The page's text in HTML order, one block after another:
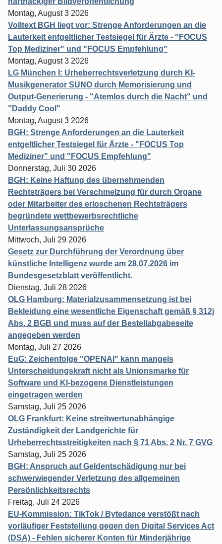
Montag, August 3 2026
Volltext BGH liegt vor: Strenge Anforderungen an die
Lauterkeit entgeltlicher Testsiegel für Ärzte - "FOCUS
Top Mediziner" und "FOCUS Empfehlung"
Montag, August 3 2026
LG München I: Urheberrechtsverletzung durch KI-
Musikgenerator SUNO durch Memorisierung und
Output-Generierung - "Atemlos durch die Nacht" und
"Daddy Cool"
Montag, August 3 2026
BGH: Strenge Anforderungen an die Lauterkeit
entgeltlicher Testsiegel für Ärzte - "FOCUS Top
Mediziner" und "FOCUS Empfehlung"
Donnerstag, Juli 30 2026
BGH: Keine Haftung des übernehmenden
Rechtsträgers bei Verschmelzung für durch Organe
oder Mitarbeiter des erloschenen Rechtsträgers
begründete wettbewerbsrechtliche
Unterlassungsansprüche
Mittwoch, Juli 29 2026
Gesetz zur Durchführung der Verordnung über
künstliche Intelligenz wurde am 28.07.2026 im
Bundesgesetzblatt veröffentlicht.
Dienstag, Juli 28 2026
OLG Hamburg: Materialzusammensetzung ist bei
Bekleidung eine wesentliche Eigenschaft gemäß § 312j
Abs. 2 BGB und muss auf der Bestellabgabeseite
angegeben werden
Montag, Juli 27 2026
EuG: Zeichenfolge "OPENAI" kann mangels
Unterscheidungskraft nicht als Unionsmarke für
Software und KI-bezogene Dienstleistungen
eingetragen werden
Samstag, Juli 25 2026
OLG Frankfurt: Keine streitwertunabhängige
Zuständigkeit der Landgerichte für
Urheberrechtsstreitigkeiten nach § 71 Abs. 2 Nr. 7 GVG
Samstag, Juli 25 2026
BGH: Anspruch auf Geldentschädigung nur bei
schwerwiegender Verletzung des allgemeinen
Persönlichkeitsrechts
Freitag, Juli 24 2026
EU-Kommission: TikTok / Bytedance verstößt nach
vorläufiger Feststellung gegen den Digital Services Act
(DSA) - Fehlen sicherer Konten für Minderjährige